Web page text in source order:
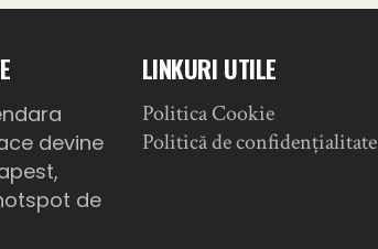
devine
de
LINKURI UTILE
Politica Cookie
Politică de confidențialitate